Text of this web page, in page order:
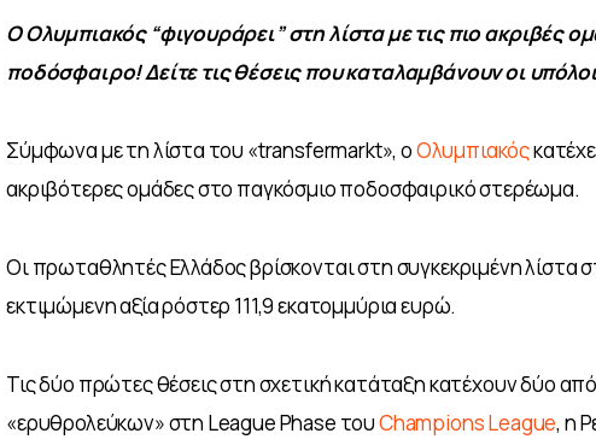
Ο Ολυμπιακός “φιγουράρει” στη λίστα με τις πιο ακριβές
ποδόσφαιρο! Δείτε τις θέσεις που καταλαμβάνουν οι
Σύμφωνα με τη λίστα του «transfermarkt», ο Ολυμπιακός
ακριβότερες ομάδες στο παγκόσμιο ποδοσφαιρικό στερέωμα.
Οι πρωταθλητές Ελλάδος βρίσκονται στη συγκεκριμένη λίστα
εκτιμώμενη αξία ρόστερ 111,9 εκατομμύρια ευρώ.
Τις δύο πρώτες θέσεις στη σχετική κατάταξη κατέχουν δύο
«ερυθρολεύκων» στη League Phase του Champions League, η